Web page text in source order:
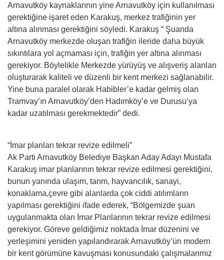
Arnavutköy kaynaklarının yine Arnavutköy için kullanılması
gerektiğine işaret eden Karakuş, merkez trafiğinin yer
altına alınması gerektiğini söyledi. Karakuş “ Şuanda
Arnavutköy merkezde oluşan trafiğin ileride daha büyük
sıkıntılara yol açmaması için, trafiğin yer altına alınması
gerekiyor. Böylelikle Merkezde yürüyüş ve alışveriş alanları
oluşturarak kaliteli ve düzenli bir kent merkezi sağlanabilir.
Yine buna paralel olarak Habibler’e kadar gelmiş olan
Tramvay’ın Arnavutköy’den Hadımköy’e ve Durusu’ya
kadar uzatılması gerekmektedir” dedi.
“İmar planları tekrar revize edilmeli”
Ak Parti Arnavutköy Belediye Başkan Aday Adayı Mustafa
Karakuş imar planlarının tekrar revize edilmesi gerektiğini,
bunun yanında ulaşım, tarım, hayvancılık, sanayi,
konaklama,çevre gibi alanlarda çok ciddi atılımların
yapılması gerektiğini ifade ederek, “Bölgemizde şuan
uygulanmakta olan İmar Planlarının tekrar revize edilmesi
gerekiyor. Göreve geldiğimiz noktada İmar düzenini ve
yerleşimini yeniden yapılandırarak Arnavutköy’ün modern
bir kent görümüne kavuşması konusundaki çalışmalarımız